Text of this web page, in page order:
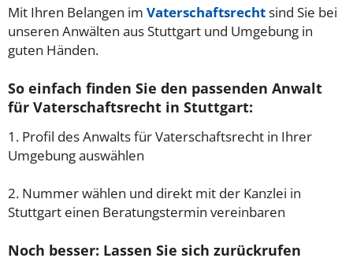
Mit Ihren Belangen im Vaterschaftsrechtsind Sie bei
unseren Anwälten aus Stuttgart und Umgebung in
guten Händen.
So einfach finden Sie den passenden Anwalt
für Vaterschaftsrecht in Stuttgart:
1. Profil des Anwalts für Vaterschaftsrecht in Ihrer
Umgebung auswählen
2. Nummer wählen und direkt mit der Kanzlei in
Stuttgart einen Beratungstermin vereinbaren
Noch besser: Lassen Sie sich zurückrufen